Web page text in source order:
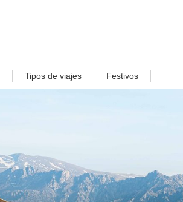
Tipos de viajes Festivos